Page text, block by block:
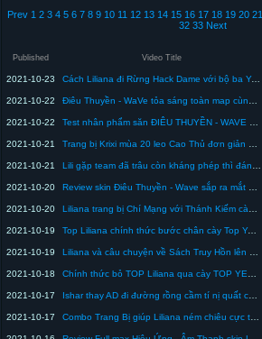
Prev 1 2 3 4 5 6 7 8 9 10 11 12 13 14 15 16 17 18 19 20 21
32 33 Next
Published Video Title
2021-10-23 Cách Liliana đi Rừng Hack Dame với bộ ba Yena WaVe , Điêu Thuyền WaVe, Arum cực đẹp | Top 1 Liliana
2021-10-22
2021-10-22
2021-10-21
2021-10-21
2021-10-20
2021-10-20
2021-10-19 Top Liliana chính thức bước chân cày Top Yena liệu có thành công ? | Top 1 Liliana
2021-10-19
2021-10-18
2021-10-17
2021-10-17